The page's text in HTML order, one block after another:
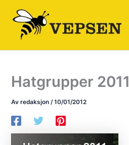
innholdet
Hatgrupper 2011
Av redaksjon/10/01/2012